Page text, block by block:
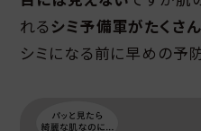
れる シミ予備軍がたくさ
シミになる前に早めの予